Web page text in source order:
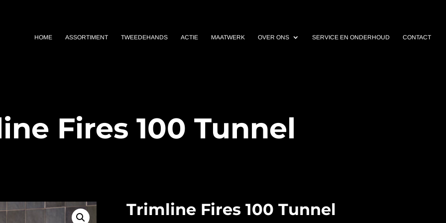
HOME ASSORTIMENT TWEEDEHANDS ACTIE MAATWERK OVER ONS SERVICE EN ONDERHOUD CONTACT
Fires 100 Tunnel
Trimline Fires 100 Tunnel